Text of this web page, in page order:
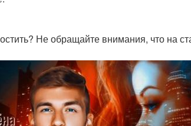
Не обращайте внимания, что на